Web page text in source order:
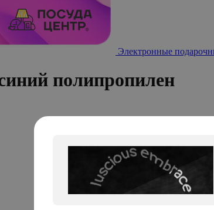
Электронные
полипропилен